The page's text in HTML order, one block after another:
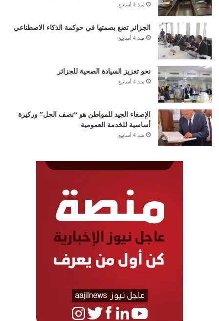
منذ 4 أسابيع
الجزائر تضع بصمتها في حوكمة الذكاء الاصطناعي
منذ 4 أسابيع
نحو تعزيز السيادة الصحية للجزائر
منذ 4 أسابيع
الإصغاء الجيد للمواطن هو “نصف الحل” وركيزة
أساسية للخدمة العمومية
منذ 4 أسابيع